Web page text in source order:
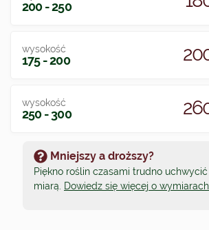
200 - 250
wysokość
175 - 200
wysokość
250 - 300
Mniejszy a droższy?
Piękno roślin czasami trudno
miarą.
Dowiedz się więcej o wymiarach